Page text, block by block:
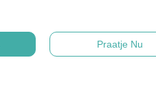
Praatje Nu